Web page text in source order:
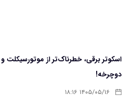
اسکوتر برقی، خطرناک‌تر از موتورسیکلت و
دوچرخه!
۱۴۰۵/۰۵/۱۶ ۱۸:۱۶